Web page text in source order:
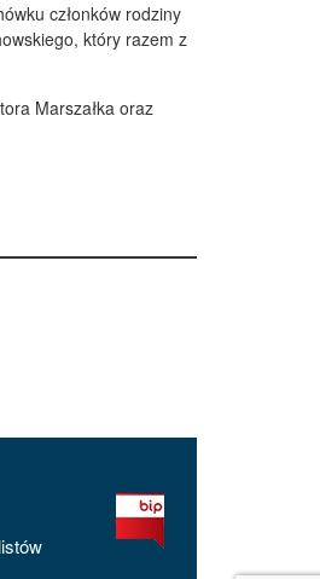
członków rodziny
który razem z
Marszałka oraz